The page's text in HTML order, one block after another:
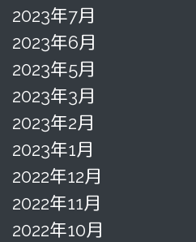
2023年7月
2023年6月
2023年5月
2023年3月
2023年2月
2023年1月
2022年12月
2022年11月
2022年10月